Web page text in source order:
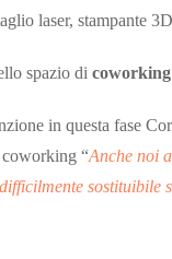
laser, stampante
spazio di coworking
in questa fase
coworking “Anche noi
sostituibile